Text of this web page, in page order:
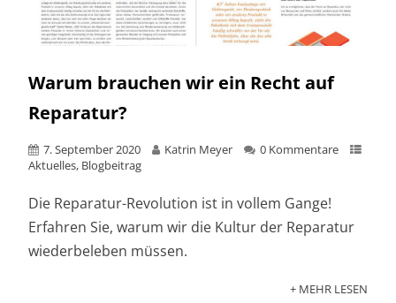
Warum brauchen wir ein Recht auf
Reparatur?
7. September 2020 Katrin Meyer
0 Kommentare
Aktuelles, Blogbeitrag
Die Reparatur-Revolution ist in vollem Gange!
Erfahren Sie, warum wir die Kultur der Reparatur
wiederbeleben müssen.
+ MEHR LESEN